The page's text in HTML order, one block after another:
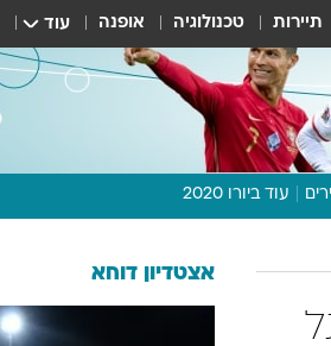
תיירות טכנולוגיה אופנה עוד
עוד ביורו 2020
תכנית היורו אצטדיון דוחא